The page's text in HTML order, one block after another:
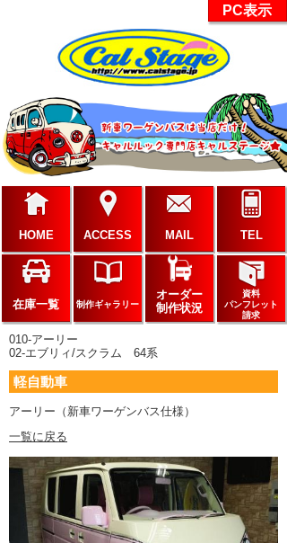
PC表示
HOME ACCESS MAIL TEL
在庫一覧 制作ギャラリー
オーダー
制作状況
資料
パンフレット
請求
010-アーリー
02-エブリィ/スクラム 64系
軽自動車
アーリー（新車ワーゲンバス仕様）
一覧に戻る